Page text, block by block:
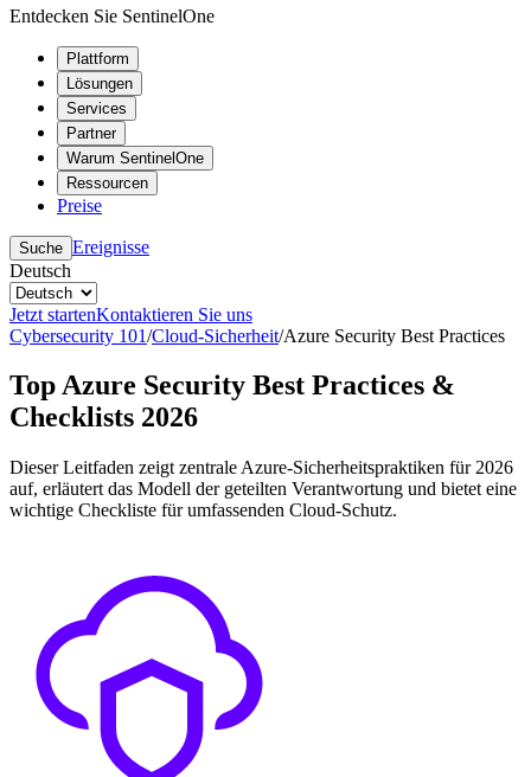
Entdecken Sie SentinelOne
Plattform
Lösungen
Services
Partner
Warum SentinelOne
Ressourcen
Preise
Suche Ereignisse
Deutsch
Jetzt startenKontaktieren Sie uns
Cybersecurity 101/Cloud-Sicherheit/Azure Security Best Practices
Top Azure Security Best Practices &
Checklists 2026
Dieser Leitfaden zeigt zentrale Azure-Sicherheitspraktiken für 2026
auf, erläutert das Modell der geteilten Verantwortung und bietet eine
wichtige Checkliste für umfassenden Cloud-Schutz.